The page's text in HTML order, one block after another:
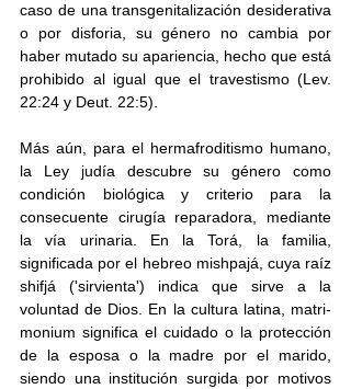
caso de una transgenitalización desiderativa
o por disforia, su género no cambia por
haber mutado su apariencia, hecho que está
prohibido al igual que el travestismo (Lev.
22:24 y Deut. 22:5).
Más aún, para el hermafroditismo humano,
la Ley judía descubre su género como
condición biológica y criterio para la
consecuente cirugía reparadora, mediante
la vía urinaria. En la Torá, la familia,
significada por el hebreo mishpajá, cuya raíz
shifjá ('sirvienta') indica que sirve a la
voluntad de Dios. En la cultura latina, matri-
monium significa el cuidado o la protección
de la esposa o la madre por el marido,
siendo una institución surgida por motivos